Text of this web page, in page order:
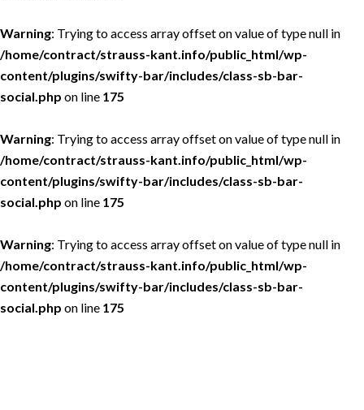
Warning: Trying to access array offset on value of type null in
/home/contract/strauss-kant.info/public_html/wp-
content/plugins/swifty-bar/includes/class-sb-bar-
social.php on line 175
Warning: Trying to access array offset on value of type null in
/home/contract/strauss-kant.info/public_html/wp-
content/plugins/swifty-bar/includes/class-sb-bar-
social.php on line 175
Warning: Trying to access array offset on value of type null in
/home/contract/strauss-kant.info/public_html/wp-
content/plugins/swifty-bar/includes/class-sb-bar-
social.php on line 175